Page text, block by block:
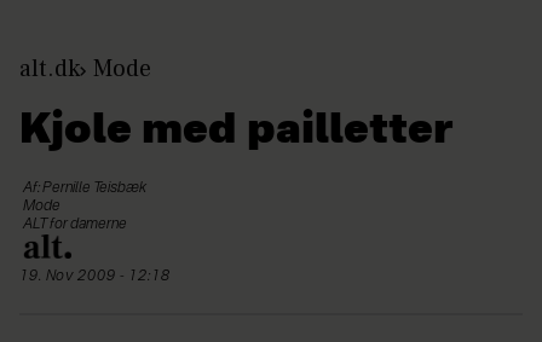
alt.dk Mode
Kjole med pailletter
Af: Pernille Teisbæk
Mode
ALT for damerne
19. Nov 2009 - 12:18